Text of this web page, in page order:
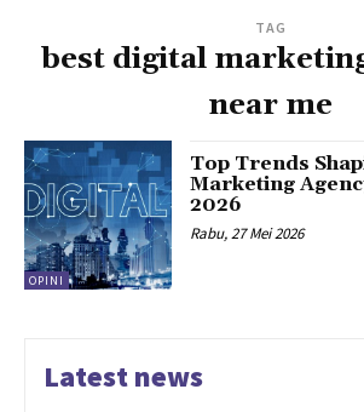
TAG
best digital
near me
OPINI
Top Trends
Marketing
2026
Rabu, 27 Mei 2026
Latest news